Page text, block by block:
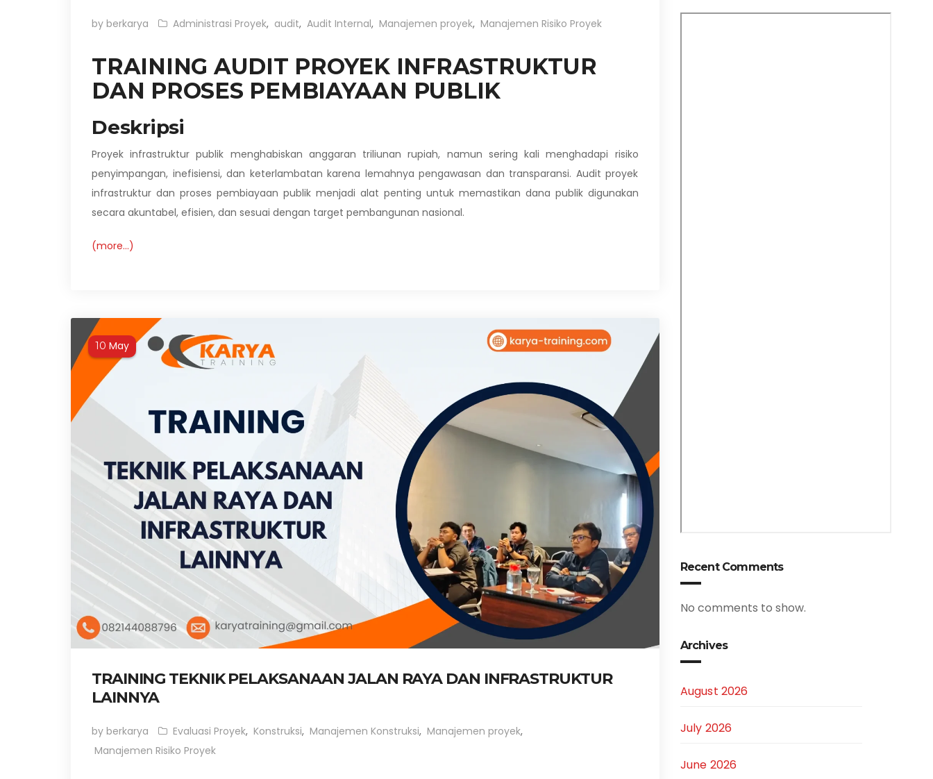
by berkarya Administrasi Proyek, audit, Audit Internal, Manajemen proyek, Manajemen Risiko Proyek
TRAINING AUDIT PROYEK INFRASTRUKTUR
DAN PROSES PEMBIAYAAN PUBLIK
Deskripsi
Proyek infrastruktur publik menghabiskan anggaran triliunan rupiah, namun sering kali menghadapi risiko
penyimpangan, inefisiensi, dan keterlambatan karena lemahnya pengawasan dan transparansi. Audit proyek
infrastruktur dan proses pembiayaan publik menjadi alat penting untuk memastikan dana publik digunakan
secara akuntabel, efisien, dan sesuai dengan target pembangunan nasional.
(more…)
10 May
TRAINING TEKNIK PELAKSANAAN JALAN RAYA DAN INFRASTRUKTUR
LAINNYA
by berkarya Evaluasi Proyek, Konstruksi, Manajemen Konstruksi, Manajemen proyek,
Manajemen Risiko Proyek
Recent Comments
No comments to show.
Archives
August 2026
July 2026
June 2026